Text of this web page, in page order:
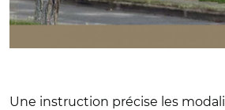
Une instruction précise les